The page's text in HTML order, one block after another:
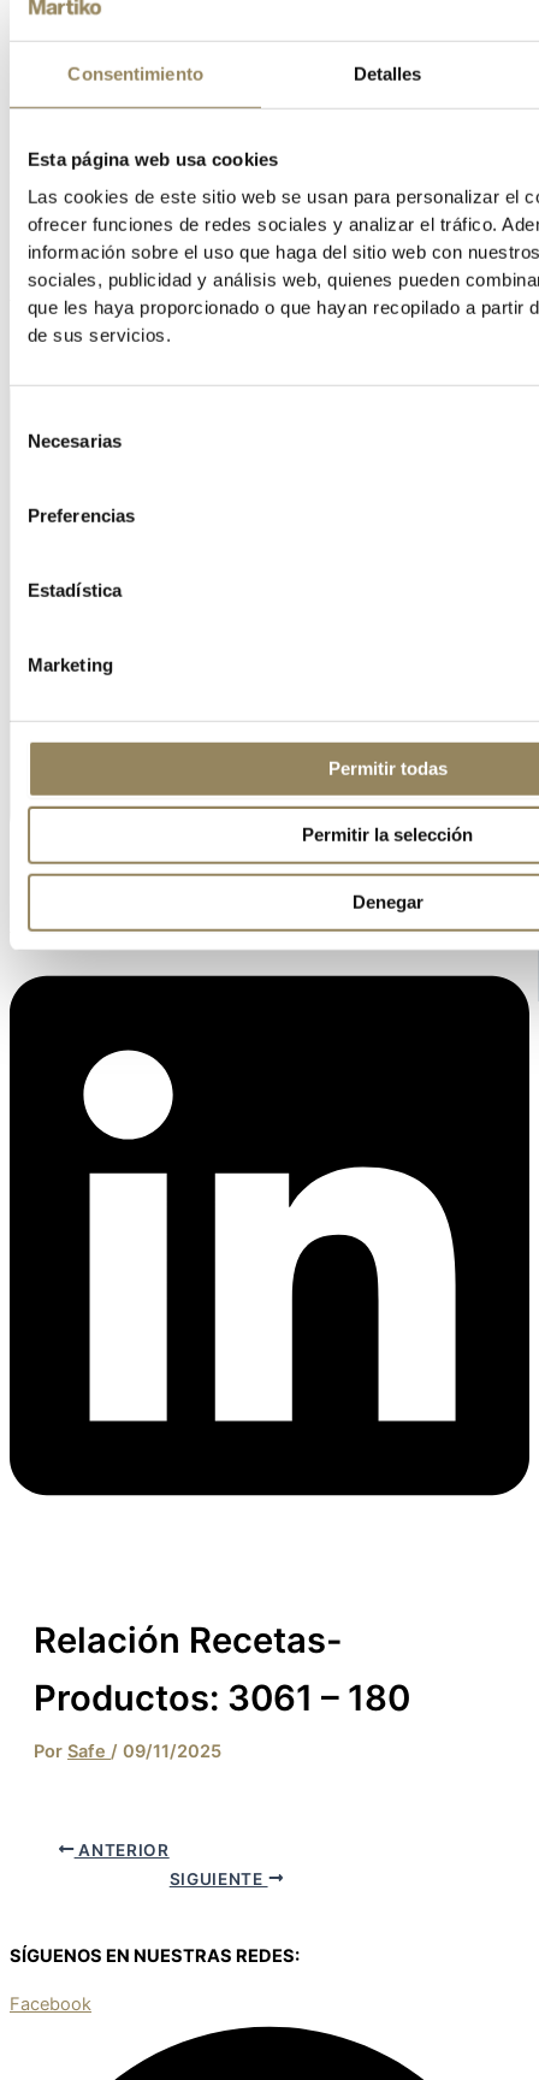
Consentimiento Detalles
Esta página web usa cookies
Las cookies de este sitio web se usan para personalizar el
ofrecer funciones de redes sociales y analizar el tráfico.
información sobre el uso que haga del sitio web con
sociales, publicidad y análisis web, quienes pueden
que les haya proporcionado o que hayan recopilado a partir
de sus servicios.
Necesarias
Preferencias
Estadística
Marketing
Permitir todas
Permitir la selección
Denegar
Vimeo
Linkedin
Relación Recetas-
Productos: 3061 – 180
Por Safe / 09/11/2025
ANTERIOR
SIGUIENTE
SÍGUENOS EN NUESTRAS REDES:
Facebook